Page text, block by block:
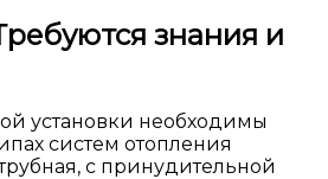
знания и
установки необходимы
систем отопления
с принудительной